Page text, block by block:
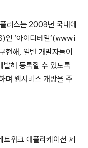
러스는 2008년 국내에
인 ‘아이디테일’(www.i
현해, 일반 개발자들이
발해 등록할 수 있도록
며 웹서비스 개방을 주
워크 애플리케이션 제